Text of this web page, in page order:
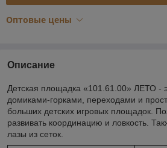
Оптовые цены
Описание
Детская площадка «101.61.00» ЛЕТО -
домиками-горками, переходами и
больших детских игровых площадок.
развивать координацию и ловкость.
лазы из сеток.